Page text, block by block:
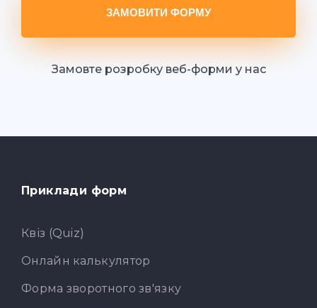
ЗАМОВИТИ ФОРМУ
Замовте розробку веб-форми у нас
Приклади форм
Квіз (Quiz)
Онлайн калькулятор
Форма зворотного зв'язку